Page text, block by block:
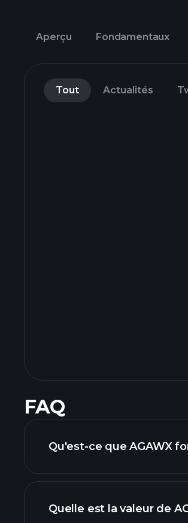
Aperçu Fondamentaux
Tout Actualités
FAQ
Qu'est-ce que AGAWX
Quelle est la valeur de